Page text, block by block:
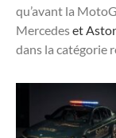
qu’avant la
Mercedeset
dans la catégorie